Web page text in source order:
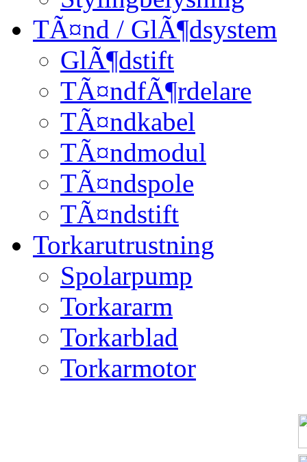
TÃ¤nd / GlÃ¶dsystem
GlÃ¶dstift
TÃ¤ndfÃ¶rdelare
TÃ¤ndkabel
TÃ¤ndmodul
TÃ¤ndspole
TÃ¤ndstift
Torkarutrustning
Spolarpump
Torkararm
Torkarblad
Torkarmotor